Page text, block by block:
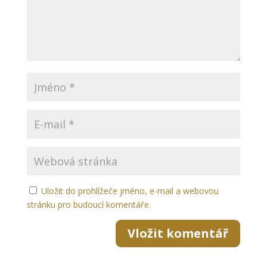
Uložit do prohlížeče jméno, e-mail a webovou
stránku pro budoucí komentáře.